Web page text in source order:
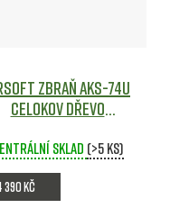
zbraň AKS-74U
celokov dřevo
- CYMAAirsoft
sklad (>5 ks)
390 Kč